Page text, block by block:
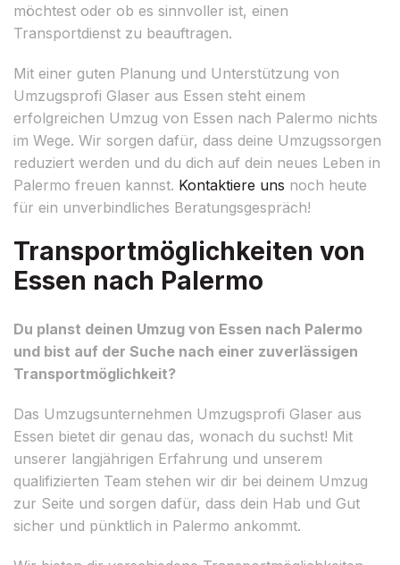
möchtest oder ob es sinnvoller ist, einen
Transportdienst zu beauftragen.
Mit einer guten Planung und Unterstützung von
Umzugsprofi Glaser aus Essen steht einem
erfolgreichen Umzug von Essen nach Palermo nichts
im Wege. Wir sorgen dafür, dass deine Umzugssorgen
reduziert werden und du dich auf dein neues Leben in
Palermo freuen kannst. Kontaktiere uns noch heute
für ein unverbindliches Beratungsgespräch!
Transportmöglichkeiten von
Essen nach Palermo
Du planst deinen Umzug von Essen nach Palermo
und bist auf der Suche nach einer zuverlässigen
Transportmöglichkeit?
Das Umzugsunternehmen Umzugsprofi Glaser aus
Essen bietet dir genau das, wonach du suchst! Mit
unserer langjährigen Erfahrung und unserem
qualifizierten Team stehen wir dir bei deinem Umzug
zur Seite und sorgen dafür, dass dein Hab und Gut
sicher und pünktlich in Palermo ankommt.